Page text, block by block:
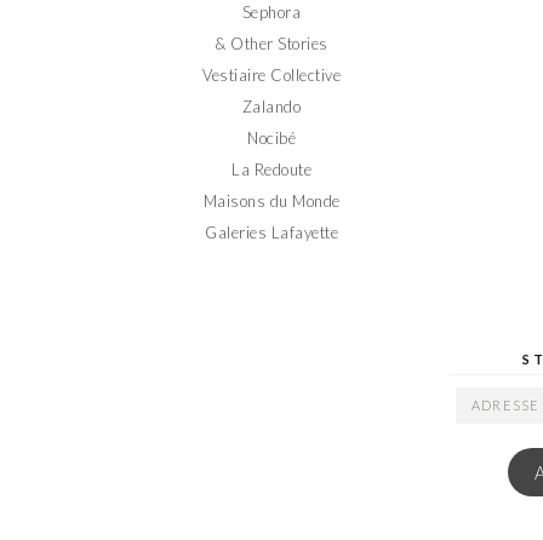
Sephora
& Other Stories
Vestiaire Collective
Zalando
Nocibé
La Redoute
Maisons du Monde
Galeries Lafayette
ADRESSE